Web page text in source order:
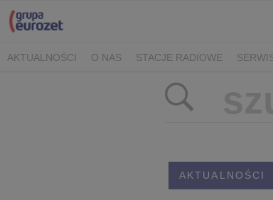
AKTUALNOŚCI O NAS STACJE RADIOWE
AKTUALNOŚCI